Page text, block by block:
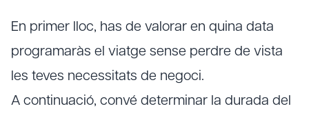
En primer lloc, has de valorar en quina data
programaràs el viatge sense perdre de vista
les teves necessitats de negoci.
A continuació, convé determinar la durada del